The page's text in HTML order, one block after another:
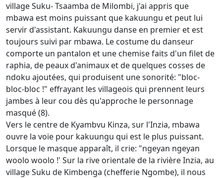
village Suku- Tsaamba de Milombi, j'ai appris que
mbawa est moins puissant que kakuungu et peut lui
servir d'assistant. Kakuungu danse en premier et est
toujours suivi par mbawa. Le costume du danseur
comporte un pantalon et une chemise faits d'un filet de
raphia, de peaux d'animaux et de quelques cosses de
ndoku ajoutées, qui produisent une sonorité: "bloc-
bloc-bloc !" effrayant les villageois qui prennent leurs
jambes à leur cou dès qu'approche le personnage
masqué (8).
Vers le centre de Kyambvu Kinza, sur l'Inzia, mbawa
ouvre la voie pour kakuungu qui est le plus puissant.
Lorsque le masque apparaît, il crie: "ngeyan ngeyan
woolo woolo !' Sur la rive orientale de la rivière Inzia, au
village Suku de Kimbenga (chefferie Ngombe), il nous